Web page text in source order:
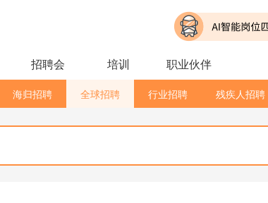
招聘会 培训 职业伙伴
海归招聘 全球招聘 行业招聘 残疾人招聘